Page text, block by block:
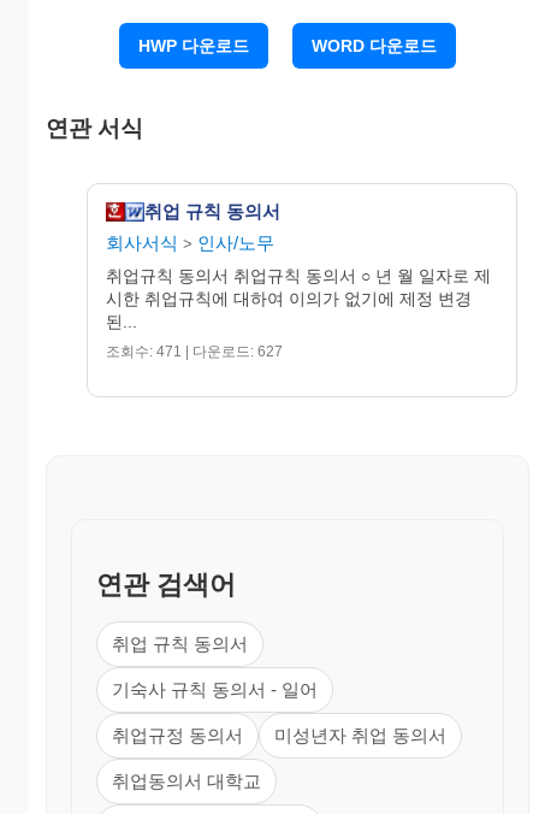
20○○년 ○월 ○일
HWP 다운로드 WORD 다운로드
연관 서식
취업 규칙 동의서
회사서식 > 인사/노무
취업규칙 동의서 취업규칙 동의서 ○ 년 월 일자로 제
시한 취업규칙에 대하여 이의가 없기에 제정 변경
된...
조회수: 471 | 다운로드: 627
연관 검색어
취업 규칙 동의서
기숙사 규칙 동의서 - 일어
취업규정 동의서 미성년자 취업 동의서
취업동의서 대학교